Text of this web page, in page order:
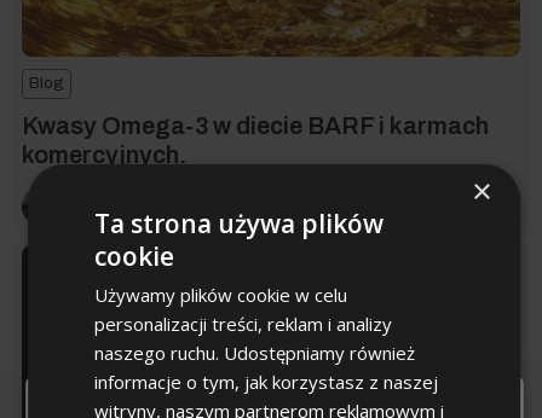
Blog
Kwasy Omega-3 w diecie BARF i karmach
komercyjnych.
To jużostatni krok
×
Ta strona używa plików
cookie
Używamy plików cookie w celu
personalizacji treści, reklam i analizy
naszego ruchu. Udostępniamy również
informacje o tym, jak korzystasz z naszej
witryny, naszym partnerom reklamowym i